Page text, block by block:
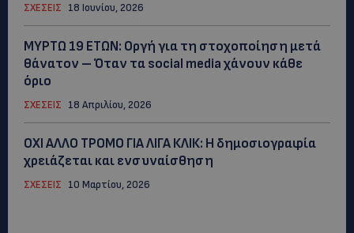
ΣΧΕΣΕΙΣ 18 Ιουνίου, 2026
ΜYΡΤΩ 19 ΕΤΩΝ: Οργή για τη στοχοποίηση μετά
θάνατον – Όταν τα social media χάνουν κάθε
όριο
ΣΧΕΣΕΙΣ 18 Απριλίου, 2026
ΟΧΙ ΑΛΛΟ ΤΡΟΜΟ ΓΙΑ ΛΙΓΑ ΚΛΙΚ: Η δημοσιογραφία
χρειάζεται και ενσυναίσθηση
ΣΧΕΣΕΙΣ 10 Μαρτίου, 2026